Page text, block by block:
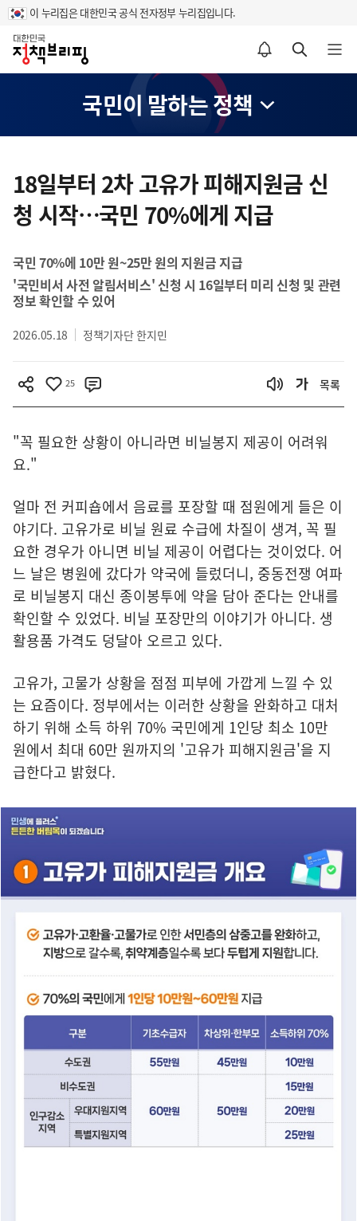
이 누리집은 대한민국 공식 전자정부 누리집입니다.
홈
알림설정 바로가기 검색 바로가기 메뉴 열기
국민이 말하는 정책
텐
츠
영
18일부터 2차 고유가 피해지원금 신
청 시작…국민 70%에게 지급
국민 70%에 10만 원~25만 원의 지원금 지급
'국민비서 사전 알림서비스' 신청 시 16일부터 미리 신청 및 관련
정보 확인할 수 있어
2026.05.18 정책기자단 한지민
25 목록
"꼭 필요한 상황이 아니라면 비닐봉지 제공이 어려워
요."
얼마 전 커피숍에서 음료를 포장할 때 점원에게 들은 이
야기다. 고유가로 비닐 원료 수급에 차질이 생겨, 꼭 필
요한 경우가 아니면 비닐 제공이 어렵다는 것이었다. 어
느 날은 병원에 갔다가 약국에 들렀더니, 중동전쟁 여파
로 비닐봉지 대신 종이봉투에 약을 담아 준다는 안내를
확인할 수 있었다. 비닐 포장만의 이야기가 아니다. 생
활용품 가격도 덩달아 오르고 있다.
고유가, 고물가 상황을 점점 피부에 가깝게 느낄 수 있
는 요즘이다. 정부에서는 이러한 상황을 완화하고 대처
하기 위해 소득 하위 70% 국민에게 1인당 최소 10만
원에서 최대 60만 원까지의 '고유가 피해지원금'을 지
급한다고 밝혔다.